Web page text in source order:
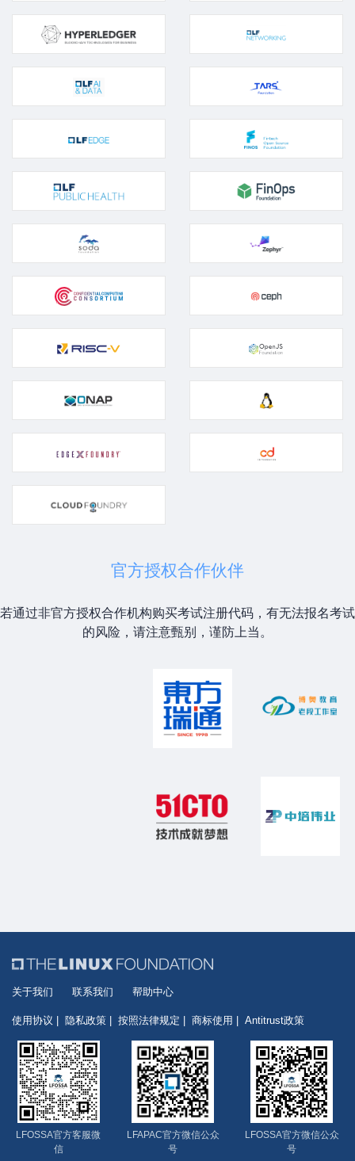
官方授权合作伙伴
若通过非官方授权合作机构购买考试注册代码，有无法报名考试
的风险，请注意甄别，谨防上当。
关于我们 联系我们 帮助中心
使用协议 隐私政策 按照法律规定 商标使用 Antitrust政策
LFOSSA官方客服微
信
LFAPAC官方微信公众
号
LFOSSA官方微信公众
号